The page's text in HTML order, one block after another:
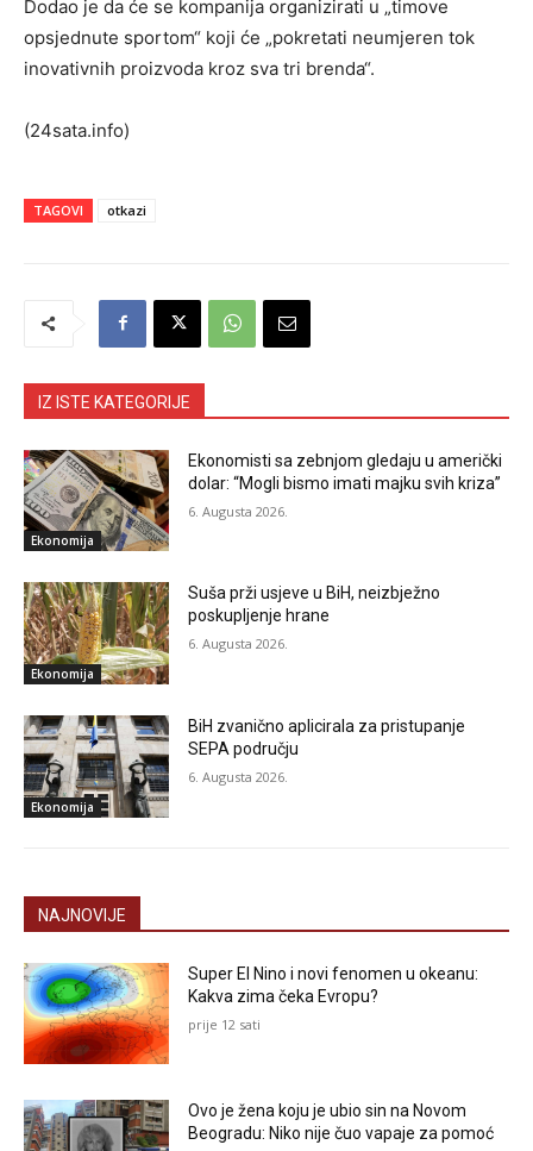
Dodao je da će se kompanija organizirati u „timove
opsjednute sportom“ koji će „pokretati neumjeren tok
inovativnih proizvoda kroz sva tri brenda“.
(24sata.info)
TAGOVI otkazi
IZ ISTE KATEGORIJE
Ekonomija
Ekonomisti sa zebnjom gledaju u američki
dolar: “Mogli bismo imati majku svih kriza”
6. Augusta 2026.
Ekonomija
Suša prži usjeve u BiH, neizbježno
poskupljenje hrane
6. Augusta 2026.
Ekonomija
BiH zvanično aplicirala za pristupanje
SEPA području
6. Augusta 2026.
NAJNOVIJE
Super El Nino i novi fenomen u okeanu:
Kakva zima čeka Evropu?
prije 12 sati
Ovo je žena koju je ubio sin na Novom
Beogradu: Niko nije čuo vapaje za pomoć